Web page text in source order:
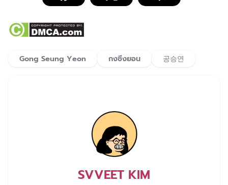
Gong Seung Yeon กงซึงยอน 공승연
SVVEET KIM